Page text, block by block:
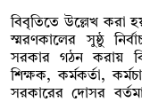
বিবৃতিতে উল্লেখ করা
স্মরণকালের সুষ্ঠু
সরকার গঠন করায়
শিক্ষক, কর্মকর্তা,
সরকারের দোসর